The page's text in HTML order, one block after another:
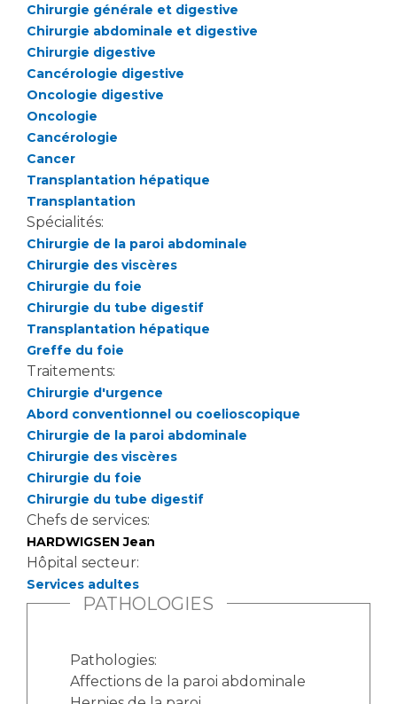
Nos indicateurs qualité et de sécurité des soins
Protection des données
Sécurité
Les recherches en santé à l’AP-HM
Lieu de santé sans tabac
Chirurgie générale et digestive
Chirurgie abdominale et digestive
Chirurgie digestive
Cancérologie digestive
Oncologie digestive
Oncologie
Cancérologie
Cancer
Transplantation hépatique
Transplantation
Spécialités:
Chirurgie de la paroi abdominale
Chirurgie des viscères
Chirurgie du foie
Chirurgie du tube digestif
Transplantation hépatique
Greffe du foie
Traitements:
Chirurgie d'urgence
Abord conventionnel ou coelioscopique
Chirurgie de la paroi abdominale
Chirurgie des viscères
Chirurgie du foie
Chirurgie du tube digestif
Chefs de services:
HARDWIGSEN Jean
Hôpital secteur:
Services adultes
PATHOLOGIES
Pathologies:
Affections de la paroi abdominale